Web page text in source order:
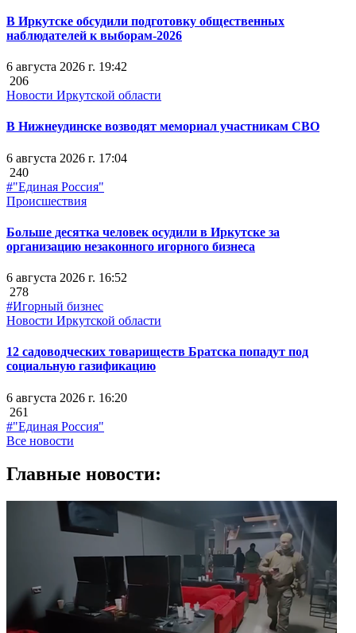
В Иркутске обсудили подготовку общественных
наблюдателей к выборам-2026
6 августа 2026 г. 19:42
206
Новости Иркутской области
В Нижнеудинске возводят мемориал участникам СВО
6 августа 2026 г. 17:04
240
#"Единая Россия"
Происшествия
Больше десятка человек осудили в Иркутске за
организацию незаконного игорного бизнеса
6 августа 2026 г. 16:52
278
#Игорный бизнес
Новости Иркутской области
12 садоводческих товариществ Братска попадут под
социальную газификацию
6 августа 2026 г. 16:20
261
#"Единая Россия"
Все новости
Главные новости: